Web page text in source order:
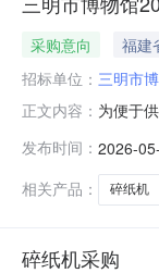
采购意向 福建
招标单位： 三明市
正文内容： 为便于
足的要
发布时间： 2026-
相关产品：
碎纸机
碎纸机采购